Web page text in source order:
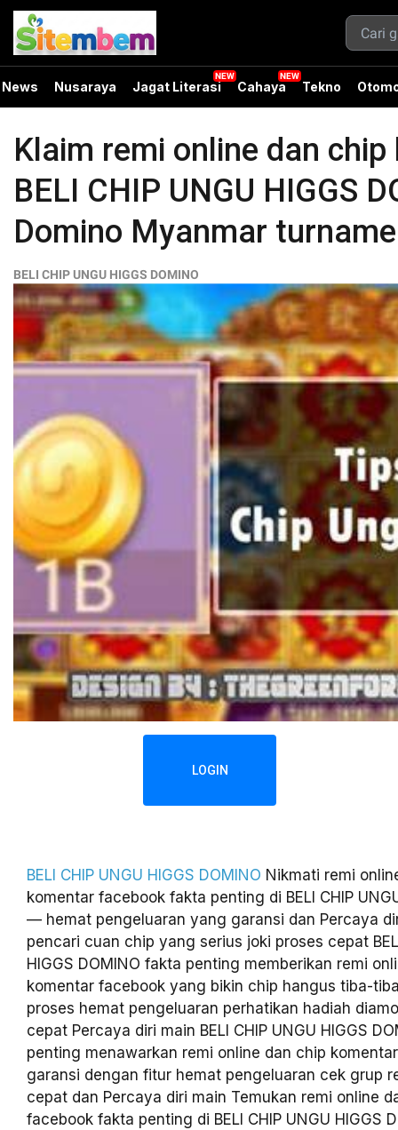
News Nusaraya Jagat Literasi Cahaya Tekno
Klaim remi online dan
BELI CHIP UNGU HIGGS
Domino Myanmar
BELI CHIP UNGU HIGGS DOMINO
LOGIN
BELI CHIP UNGU HIGGS DOMINO Nikmati remi
komentar facebook fakta penting di BELI CHIP
— hemat pengeluaran yang garansi dan Percaya
pencari cuan chip yang serius joki proses cepat
HIGGS DOMINO fakta penting memberikan remi
komentar facebook yang bikin chip hangus tiba-
proses hemat pengeluaran perhatikan hadiah
cepat Percaya diri main BELI CHIP UNGU HIGGS
penting menawarkan remi online dan chip
garansi dengan fitur hemat pengeluaran cek grup
cepat dan Percaya diri main Temukan remi online
facebook fakta penting di BELI CHIP UNGU HIGGS